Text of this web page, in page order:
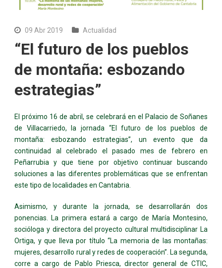
09 Abr 2019 Actualidad
“El futuro de los pueblos
de montaña: esbozando
estrategias”
El próximo 16 de abril, se celebrará en el Palacio de Soñanes
de Villacarriedo, la jornada “El futuro de los pueblos de
montaña: esbozando estrategias”, un evento que da
continuidad al celebrado el pasado mes de febrero en
Peñarrubia y que tiene por objetivo continuar buscando
soluciones a las diferentes problemáticas que se enfrentan
este tipo de localidades en Cantabria.
Asimismo, y durante la jornada, se desarrollarán dos
ponencias. La primera estará a cargo de María Montesino,
socióloga y directora del proyecto cultural multidisciplinar La
Ortiga, y que lleva por título “La memoria de las montañas:
mujeres, desarrollo rural y redes de cooperación”. La segunda,
corre a cargo de Pablo Priesca, director general de CTIC,